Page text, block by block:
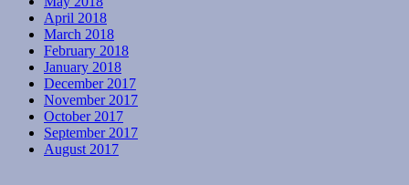
April 2018
March 2018
February 2018
January 2018
December 2017
November 2017
October 2017
September 2017
August 2017